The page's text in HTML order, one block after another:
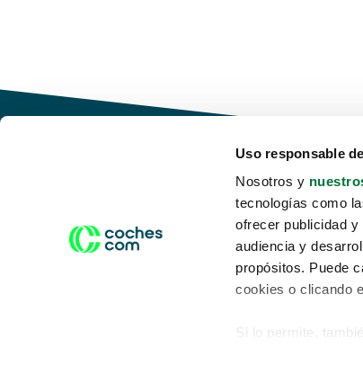
Uso responsable
Nosotros y
tecnologías como
ofrecer publicidad
audiencia y
propósitos. Puede
cookies o clicando
Si lo permite,
Conduce tu futuro,
desata tu movilidad